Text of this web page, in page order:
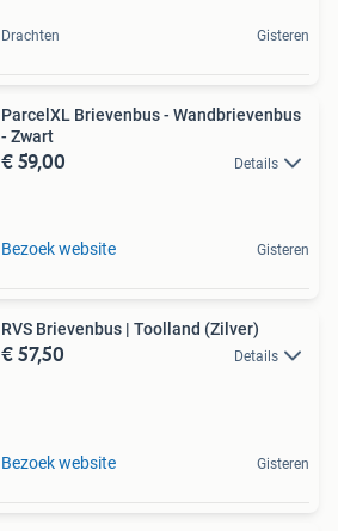
Drachten Gisteren
ParcelXL Brievenbus - Wandbrievenbus
- Zwart
€ 59,00 Details
Bezoek website Gisteren
RVS Brievenbus | Toolland (Zilver)
€ 57,50 Details
Bezoek website Gisteren